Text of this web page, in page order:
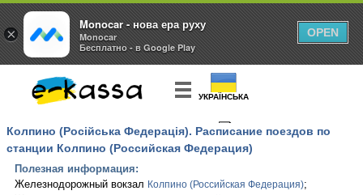
УКРАЇНСЬКА
КУПИТЬБИЛЕТ
Колпино (Російська Федерація). Расписание поездов по
станции Колпино (Российская Федерация)
Полезная информация:
Железнодорожный вокзал Колпино (Российская Федерация);
×
Monocar - нова ера руху
Monocar
Бесплатно - в Google Play
OPEN